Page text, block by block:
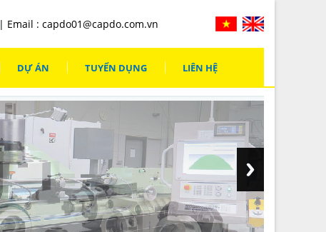
| Email :capdo01@capdo.com.vn
DỰ ÁN TUYỂN DỤNG LIÊN HỆ